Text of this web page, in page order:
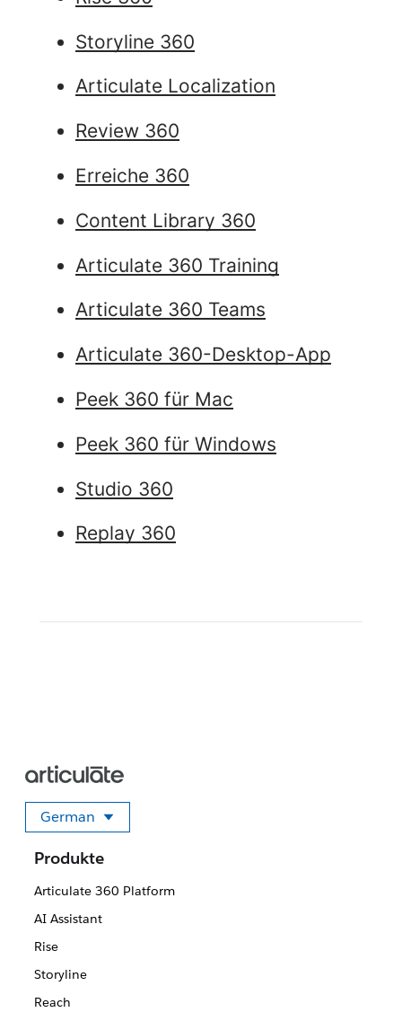
Storyline 360
Articulate Localization
Review 360
Erreiche 360
Content Library 360
Articulate 360 Training
Articulate 360 Teams
Articulate 360-Desktop-App
Peek 360 für Mac
Peek 360 für Windows
Studio 360
Replay 360
German
Sprache auswählen
Produkte
Articulate 360 Platform
AI Assistant
Rise
Storyline
Reach